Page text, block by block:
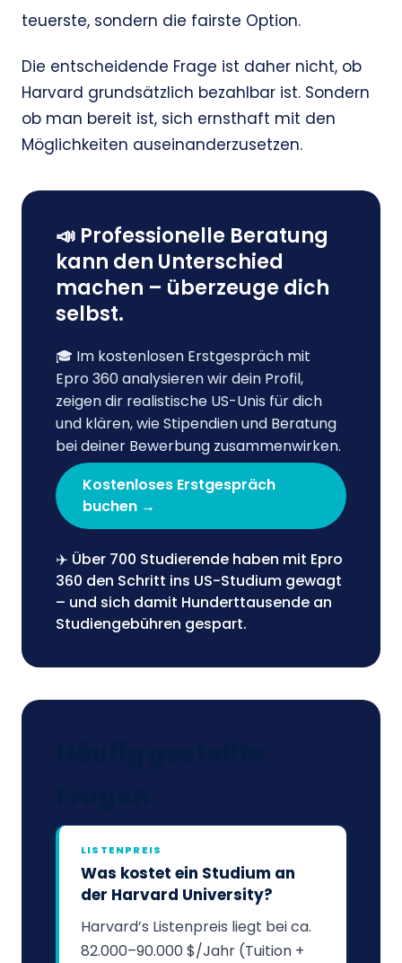
teuerste, sondern die fairste Option.
Die entscheidende Frage ist daher nicht, ob
Harvard grundsätzlich bezahlbar ist. Sondern
ob man bereit ist, sich ernsthaft mit den
Möglichkeiten auseinanderzusetzen.
📣 Professionelle Beratung
kann den Unterschied
machen – überzeuge dich
selbst.
🎓 Im kostenlosen Erstgespräch mit
Epro 360 analysieren wir dein Profil,
zeigen dir realistische US-Unis für dich
und klären, wie Stipendien und Beratung
bei deiner Bewerbung zusammenwirken.
Kostenloses Erstgespräch
buchen →
✈️ Über 700 Studierende haben mit Epro
360 den Schritt ins US-Studium gewagt
– und sich damit Hunderttausende an
Studiengebühren gespart.
LISTENPREIS
Was kostet ein Studium an
der Harvard University?
Harvard’s Listenpreis liegt bei ca.
82.000–90.000 $/Jahr (Tuition +